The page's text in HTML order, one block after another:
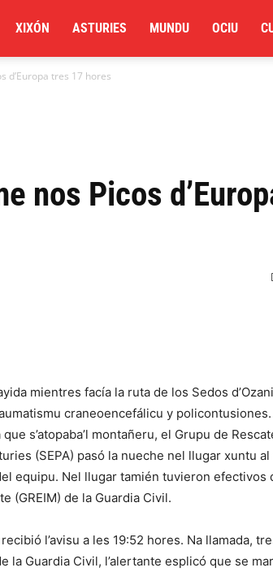
XIXÓN ASTURIES MUNDU OCIU
d’Europa tres 17 hores
nos Picos
mientres facía la ruta de los Sedos
craneoencefálicu y
s’atopaba’l montañeru, el Grupu de
(SEPA) pasó la nueche nel llugar xuntu al
equipu. Nel llugar tamién tuvieron efectivos
(GREIM) de la Guardia Civil.
l’avisu a les 19:52 hores. Na llamada,
la Guardia Civil, l’alertante esplicó que se